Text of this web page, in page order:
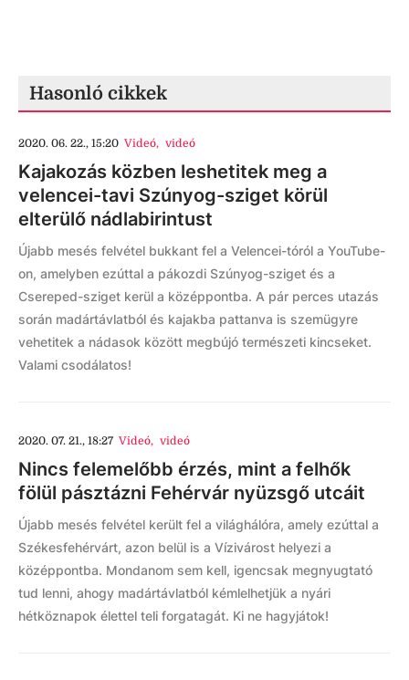
Hasonló cikkek
2020. 06. 22., 15:20 Videó, videó
Kajakozás közben leshetitek meg a
velencei-tavi Szúnyog-sziget körül
elterülő nádlabirintust
Újabb mesés felvétel bukkant fel a Velencei-tóról a YouTube-
on, amelyben ezúttal a pákozdi Szúnyog-sziget és a
Csereped-sziget kerül a középpontba. A pár perces utazás
során madártávlatból és kajakba pattanva is szemügyre
vehetitek a nádasok között megbújó természeti kincseket.
Valami csodálatos!
2020. 07. 21., 18:27 Videó, videó
Nincs felemelőbb érzés, mint a felhők
fölül pásztázni Fehérvár nyüzsgő utcáit
Újabb mesés felvétel került fel a világhálóra, amely ezúttal a
Székesfehérvárt, azon belül is a Vízivárost helyezi a
középpontba. Mondanom sem kell, igencsak megnyugtató
tud lenni, ahogy madártávlatból kémlelhetjük a nyári
hétköznapok élettel teli forgatagát. Ki ne hagyjátok!